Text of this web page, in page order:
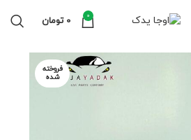
0
0 تومان
فروخته
شده